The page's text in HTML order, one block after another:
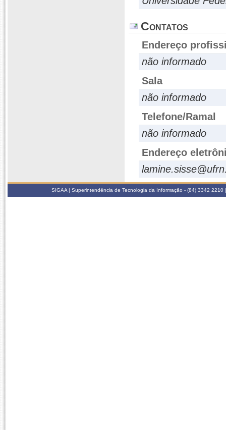
Contatos
Endereço
não informado
Sala
não informado
Telefone/Ramal
não informado
Endereço
SIGAA | Superintendência de Tecnologia da Informação - (84) 3342